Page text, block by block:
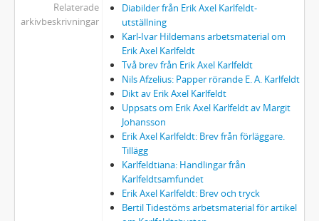
Relaterade
arkivbeskrivningar
Diabilder från Erik Axel Karlfeldt-
utställning
Karl-Ivar Hildemans arbetsmaterial om
Erik Axel Karlfeldt
Två brev från Erik Axel Karlfeldt
Nils Afzelius: Papper rörande E. A. Karlfeldt
Dikt av Erik Axel Karlfeldt
Uppsats om Erik Axel Karlfeldt av Margit
Johansson
Erik Axel Karlfeldt: Brev från förläggare.
Tillägg
Karlfeldtiana: Handlingar från
Karlfeldtsamfundet
Erik Axel Karlfeldt: Brev och tryck
Bertil Tidestöms arbetsmaterial för artikel